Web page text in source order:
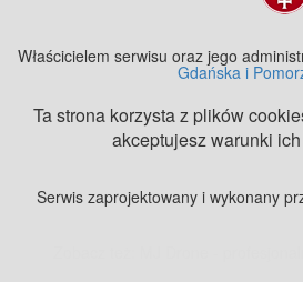
Właścicielem serwisu oraz jego
Gdańska i
Ta strona korzysta z plików
akceptujesz warunki
Serwis zaprojektowany i wykonany